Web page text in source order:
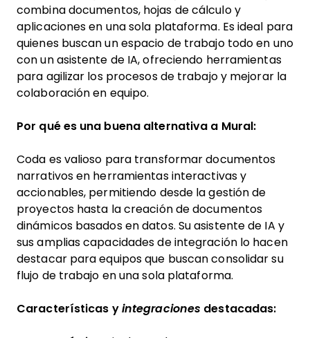
combina documentos, hojas de cálculo y
aplicaciones en una sola plataforma. Es ideal para
quienes buscan un espacio de trabajo todo en uno
con un asistente de IA, ofreciendo herramientas
para agilizar los procesos de trabajo y mejorar la
colaboración en equipo.
Por qué es una buena alternativa a Mural:
Coda es valioso para transformar documentos
narrativos en herramientas interactivas y
accionables, permitiendo desde la gestión de
proyectos hasta la creación de documentos
dinámicos basados en datos. Su asistente de IA y
sus amplias capacidades de integración lo hacen
destacar para equipos que buscan consolidar su
flujo de trabajo en una sola plataforma.
Características y integraciones destacadas: